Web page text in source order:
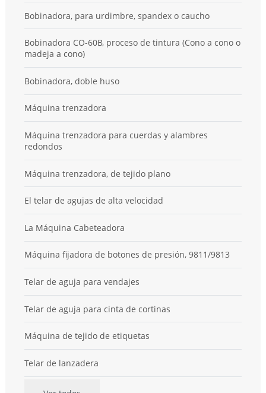
Bobinadora, para urdimbre, spandex o caucho
Bobinadora CO-60B, proceso de tintura (Cono a cono o
madeja a cono)
Bobinadora, doble huso
Máquina trenzadora
Máquina trenzadora para cuerdas y alambres
redondos
Máquina trenzadora, de tejido plano
El telar de agujas de alta velocidad
La Máquina Cabeteadora
Máquina fijadora de botones de presión, 9811/9813
Telar de aguja para vendajes
Telar de aguja para cinta de cortinas
Máquina de tejido de etiquetas
Telar de lanzadera